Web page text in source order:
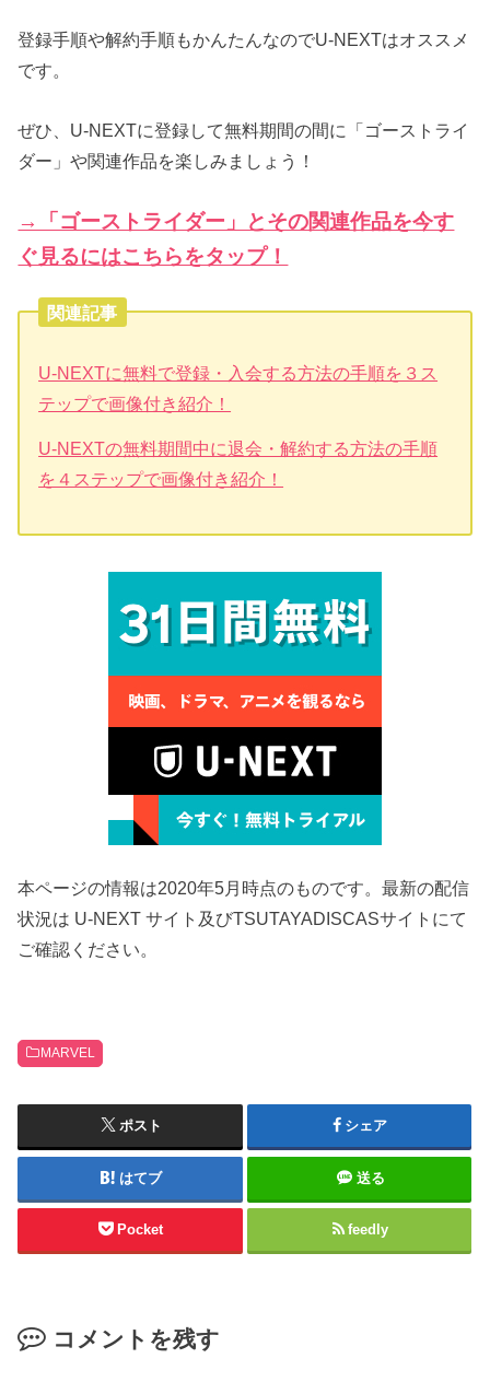
登録手順や解約手順もかんたんなのでU-NEXTはオススメ
です。
ぜひ、U-NEXTに登録して無料期間の間に「ゴーストライ
ダー」や関連作品を楽しみましょう！
→「ゴーストライダー」とその関連作品を今す
ぐ見るにはこちらをタップ！
関連記事
U-NEXTに無料で登録・入会する方法の手順を３ス
テップで画像付き紹介！
U-NEXTの無料期間中に退会・解約する方法の手順
を４ステップで画像付き紹介！
本ページの情報は2020年5月時点のものです。最新の配信
状況は U-NEXT サイト及びTSUTAYADISCASサイトにて
ご確認ください。
MARVEL
ポスト シェア
はてブ 送る
Pocket feedly
コメントを残す